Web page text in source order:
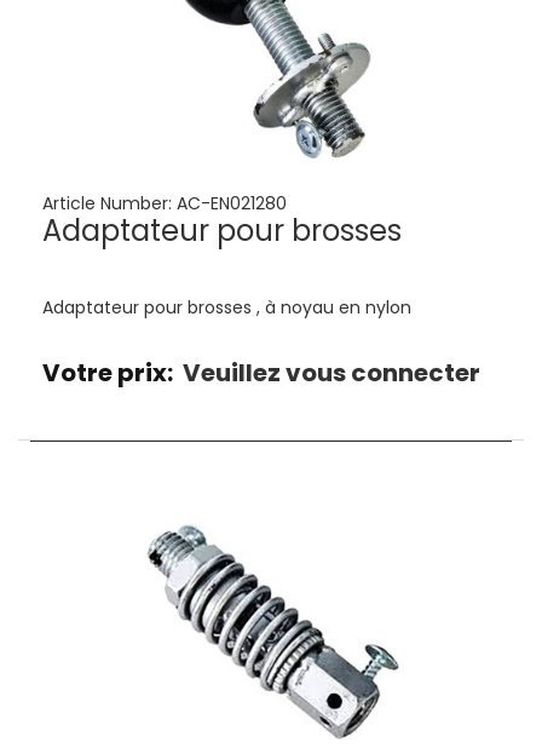
Article Number: AC-EN021280
Adaptateur pour brosses
Adaptateur pour brosses , à noyau en nylon
Votre prix: Veuillez vous connecter